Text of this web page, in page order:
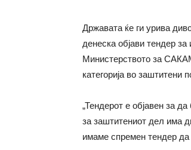
Државата ќе ги урива
денеска објави тендер
Министерството за
категорија во заштитени
„Тендерот е објавен за
за заштитениот дел има
имаме спремен тендер да